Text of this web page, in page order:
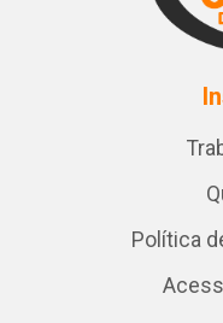
Política